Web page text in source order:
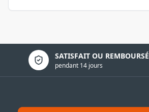
SATISFAIT OU REMBOURSÉ
pendant 14 jours
Politique de confidentialité